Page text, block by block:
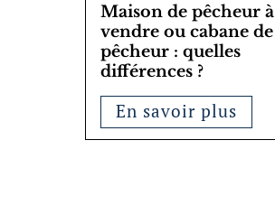
Maison de pêcheur à
vendre ou cabane de
pêcheur : quelles
différences ?
En savoir plus